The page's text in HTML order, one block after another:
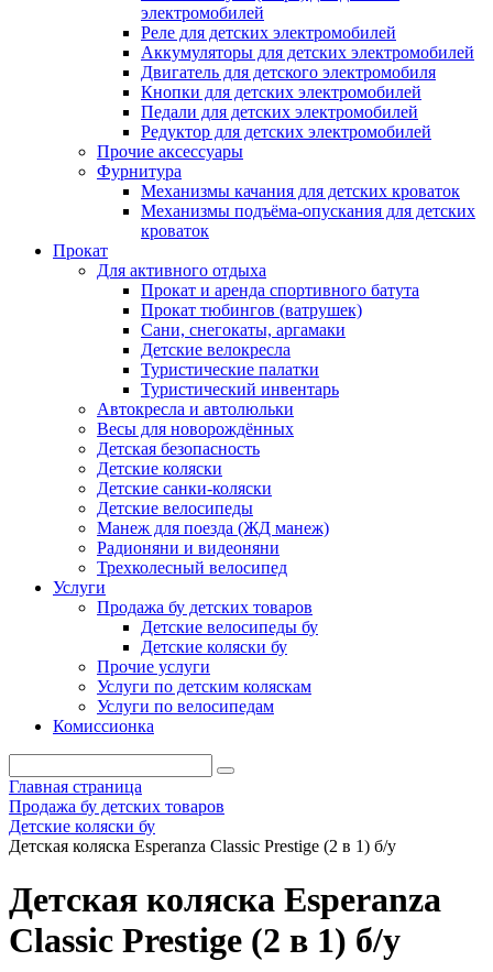
электромобилей
Реле для детских электромобилей
Аккумуляторы для детских электромобилей
Двигатель для детского электромобиля
Кнопки для детских электромобилей
Педали для детских электромобилей
Редуктор для детских электромобилей
Прочие аксессуары
Фурнитура
Механизмы качания для детских кроваток
Механизмы подъёма-опускания для детских
кроваток
Прокат
Для активного отдыха
Прокат и аренда спортивного батута
Прокат тюбингов (ватрушек)
Сани, снегокаты, аргамаки
Детские велокресла
Туристические палатки
Туристический инвентарь
Автокресла и автолюльки
Весы для новорождённых
Детская безопасность
Детские коляски
Детские санки-коляски
Детские велосипеды
Манеж для поезда (ЖД манеж)
Радионяни и видеоняни
Трехколесный велосипед
Услуги
Продажа бу детских товаров
Детские велосипеды бу
Детские коляски бу
Прочие услуги
Услуги по детским коляскам
Услуги по велосипедам
Комиссионка
Главная страница
Продажа бу детских товаров
Детские коляски бу
Детская коляска Esperanza Classic Prestige (2 в 1) б/у
Детская коляска Esperanza
Classic Prestige (2 в 1) б/у